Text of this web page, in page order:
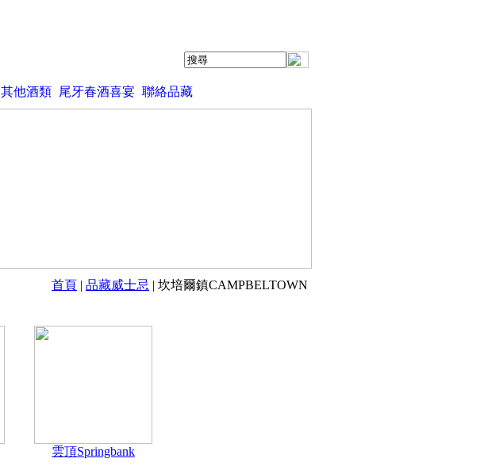
其他酒類 尾牙春酒喜宴 聯絡品藏
首頁 | 品藏威士忌 | 坎培爾鎮CAMPBELTOWN
雲頂Springbank